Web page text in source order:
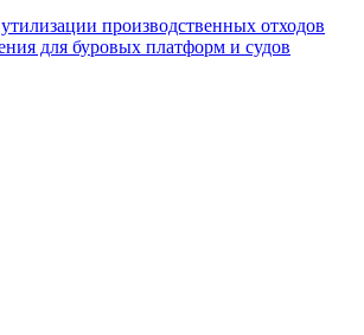
производственных отходов
для буровых платформ и судов